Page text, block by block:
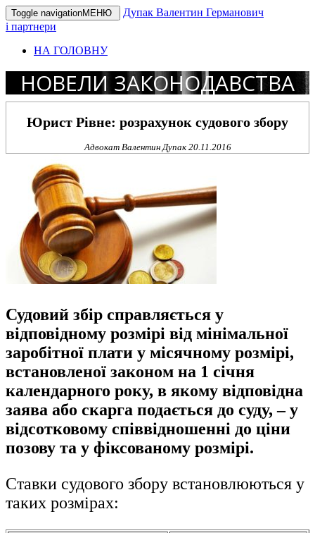
Toggle navigationМЕНЮ
Дупак Валентин Германович
і партнери
НА ГОЛОВНУ
НОВЕЛИ ЗАКОНОДАВСТВА
Юрист Рівне: розрахунок судового збору
Адвокат Валентин Дупак 20.11.2016
Судовий збір справляється у
відповідному розмірі від мінімальної
заробітної плати у місячному розмірі,
встановленої законом на 1 січня
календарного року, в якому відповідна
заява або скарга подається до суду, – у
відсотковому співвідношенні до ціни
позову та у фіксованому розмірі.
Ставки судового збору встановлюються у
таких розмірах: